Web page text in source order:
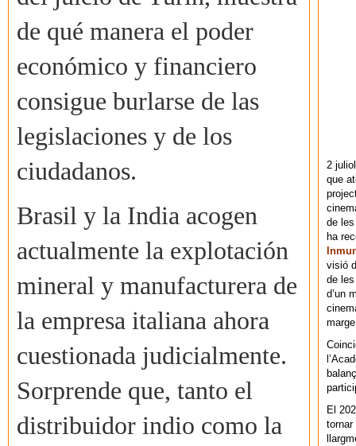
de qué manera el poder
económico y financiero
consigue burlarse de las
legislaciones y de los
ciudadanos.
Brasil y la India acogen
actualmente la explotación
mineral y manufacturera de
la empresa italiana ahora
cuestionada judicialmente.
Sorprende que, tanto el
distribuidor indio como la
2
que
de
ha
visió
de
d’un
El